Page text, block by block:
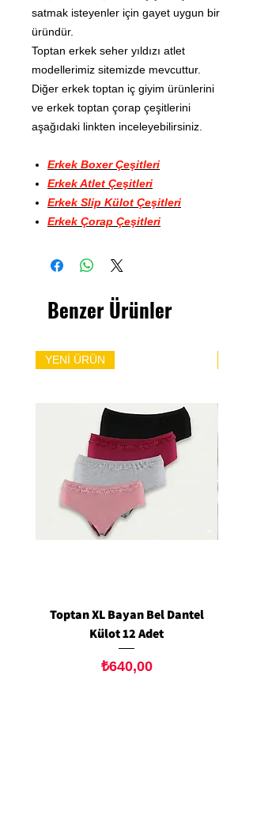
satmak isteyenler için gayet uygun bir
üründür.
Toptan erkek seher yıldızı atlet
modellerimiz sitemizde mevcuttur.
Diğer erkek toptan iç giyim ürünlerini
ve erkek toptan çorap çeşitlerini
aşağıdaki linkten inceleyebilirsiniz.
Erkek Boxer Çeşitleri
Erkek Atlet Çeşitleri
Erkek Slip Külot Çeşitleri
Erkek Çorap Çeşitleri
Benzer Ürünler
YENİ ÜRÜN
Toptan XL Bayan Bel Dantel
Külot 12 Adet
Fiyat
₺640,00